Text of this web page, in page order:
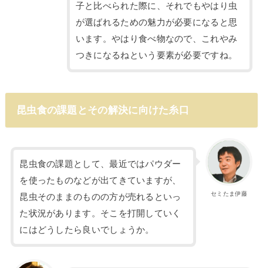
子と比べられた際に、それでもやはり虫
が選ばれるための魅力が必要になると思
います。やはり食べ物なので、これやみ
つきになるねという要素が必要ですね。
昆虫食の課題とその解決に向けた糸口
セミたま伊藤
昆虫食の課題として、最近ではパウダー
を使ったものなどが出てきていますが、
昆虫そのままのものの方が売れるといっ
た状況があります。そこを打開していく
にはどうしたら良いでしょうか。